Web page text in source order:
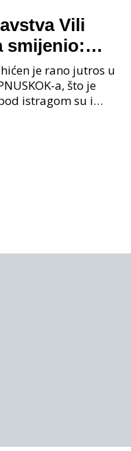
Vili
smijenio:
korupcije
je rano jutros u
a, što je
istragom su i